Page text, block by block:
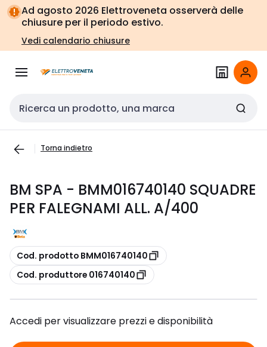
Vai alla
navigazione
Vai
alla
pagina
Ad agosto 2026 Elettroveneta osserverà delle
chiusure per il periodo estivo.
Vedi calendario chiusure
Cerca input
Torna indietro
BM SPA - BMM016740140 SQUADRE
PER FALEGNAMI ALL. A/400
copia
Cod. prodotto BMM016740140
copia
Cod. produttore 016740140
Accedi per visualizzare prezzi e disponibilità